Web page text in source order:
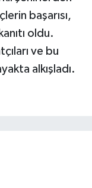
başarısı,
oldu.
ve bu
alkışladı.